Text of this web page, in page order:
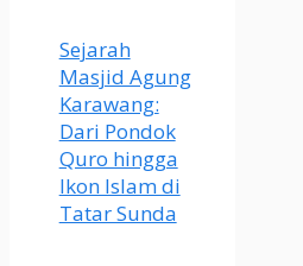
Sejarah
Masjid Agung
Karawang:
Dari Pondok
Quro hingga
Ikon Islam di
Tatar Sunda